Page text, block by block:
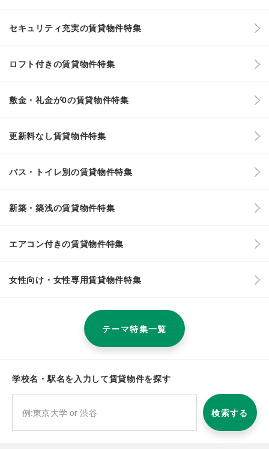
セキュリティ充実の賃貸物件特集
ロフト付きの賃貸物件特集
敷金・礼金が0の賃貸物件特集
更新料なし賃貸物件特集
バス・トイレ別の賃貸物件特集
新築・築浅の賃貸物件特集
エアコン付きの賃貸物件特集
女性向け・女性専用賃貸物件特集
テーマ特集一覧
学校名・駅名を入力して賃貸物件を探す
検索する